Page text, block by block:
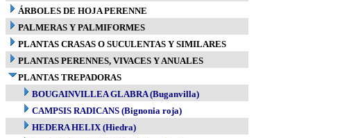
ÁRBOLES DE HOJA PERENNE
PALMERAS Y PALMIFORMES
PLANTAS CRASAS O SUCULENTAS Y SIMILARES
PLANTAS PERENNES, VIVACES Y ANUALES
PLANTAS TREPADORAS
BOUGAINVILLEA GLABRA (Buganvilla)
CAMPSIS RADICANS (Bignonia roja)
HEDERA HELIX (Hiedra)